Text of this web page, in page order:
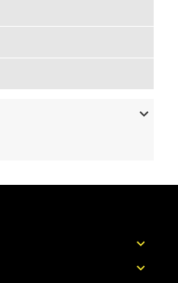


